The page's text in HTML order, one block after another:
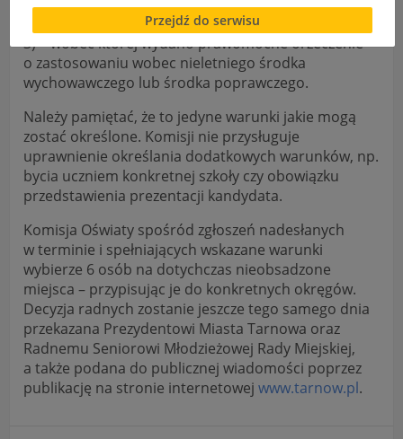
przestępstwo umyślne,
3) wobec której wydano prawomocne orzeczenie
o zastosowaniu wobec nieletniego środka
wychowawczego lub środka poprawczego.
Należy pamiętać, że to jedyne warunki jakie mogą
zostać określone. Komisji nie przysługuje
uprawnienie określania dodatkowych warunków, np.
bycia uczniem konkretnej szkoły czy obowiązku
przedstawienia prezentacji kandydata.
Komisja Oświaty spośród zgłoszeń nadesłanych
w terminie i spełniających wskazane warunki
wybierze 6 osób na dotychczas nieobsadzone
miejsca – przypisując je do konkretnych okręgów.
Decyzja radnych zostanie jeszcze tego samego dnia
przekazana Prezydentowi Miasta Tarnowa oraz
Radnemu Seniorowi Młodzieżowej Rady Miejskiej,
a także podana do publicznej wiadomości poprzez
publikację na stronie internetowejwww.tarnow.pl.
Brak zgody bądź ograniczenie funkcjonalności plików
cookies lub local storage, może utrudnić lub
uniemożliwić korzystanie z Serwisu.
Informacje dotyczące polityki prywatności oraz
przetwarzania danych osobowych dostępne są cały
"Nasza szkoła" > "Bezpieczeństwo"
Przejdź do serwisu